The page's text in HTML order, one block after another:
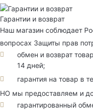
Гарантии и возврат
Наш магазин соблюдает
вопросах Защиты прав
обмен и возврат
14 дней;
гарантия на товар в
НО мы предоставляем и
гарантированный